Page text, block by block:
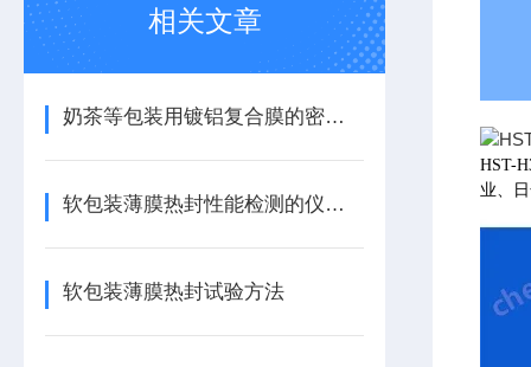
相关文章
奶茶等包装用镀铝复合膜的密封性能检测
软包装薄膜热封性能检测的仪器选择及参考标准
软包装薄膜热封试验方法
HST-
业、